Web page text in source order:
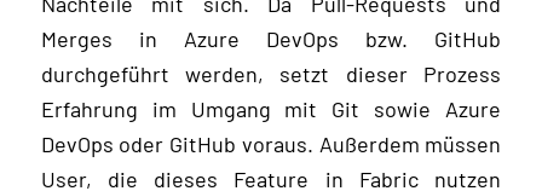
Merges in Azure DevOps bzw. GitHub
durchgeführt werden, setzt dieser Prozess
Erfahrung im Umgang mit Git sowie Azure
DevOps oder GitHub voraus. Außerdem müssen
User, die dieses Feature in Fabric nutzen